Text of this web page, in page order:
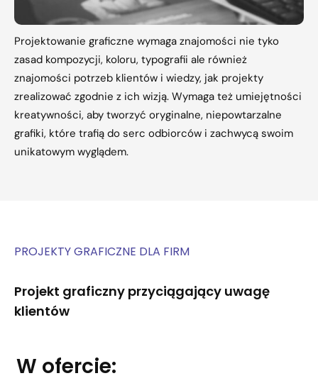
Projektowanie graficzne wymaga znajomości nie tyko
zasad kompozycji, koloru, typografii ale również
znajomości potrzeb klientów i wiedzy, jak projekty
zrealizować zgodnie z ich wizją. Wymaga też umiejętności
kreatywności, aby tworzyć oryginalne, niepowtarzalne
grafiki, które trafią do serc odbiorców i zachwycą swoim
unikatowym wyglądem.
PROJEKTY GRAFICZNE DLA FIRM
Projekt graficzny przyciągający uwagę
klientów
W ofercie: